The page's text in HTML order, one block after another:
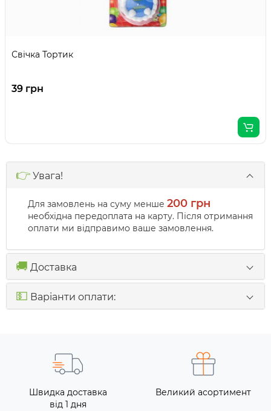
Свічка Тортик
39 грн
👉 Увага!
Для замовлень на суму менше 200 грн
необхідна передоплата на карту. Після отримання
оплати ми відправимо ваше замовлення.
🚚 Доставка
💵 Варіанти оплати:
Швидка доставка
від 1 дня
Великий асортимент